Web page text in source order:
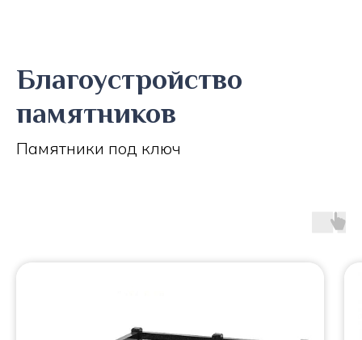
Благоустройство
памятников
Памятники под ключ